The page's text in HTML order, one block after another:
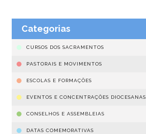
Categorias
CURSOS DOS SACRAMENTOS
PASTORAIS E MOVIMENTOS
ESCOLAS E FORMAÇÕES
EVENTOS E CONCENTRAÇÕES DIOCESANAS
CONSELHOS E ASSEMBLEIAS
DATAS COMEMORATIVAS